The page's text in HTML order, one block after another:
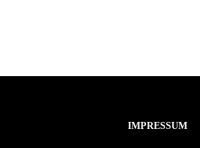
IMPRESSUM